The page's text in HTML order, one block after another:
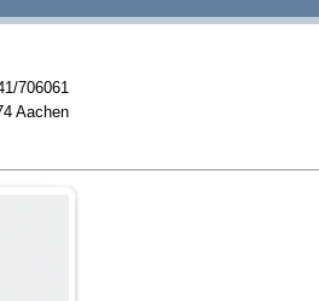
706061
Aachen